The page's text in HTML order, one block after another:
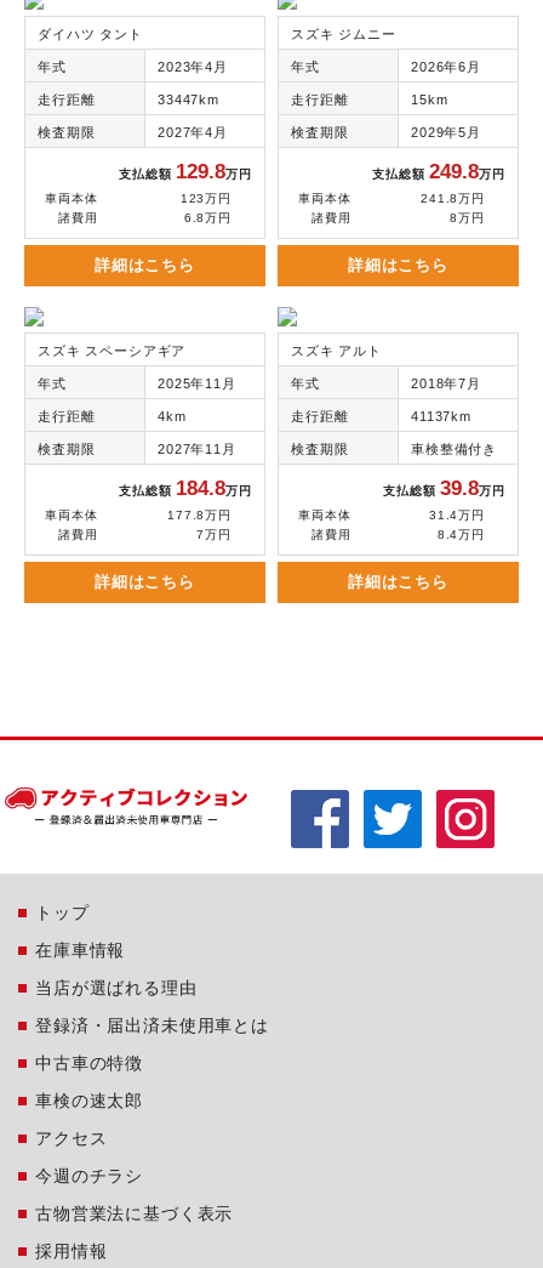
ダイハツ タント
年式 2023年4月
走行距離 33447km
検査期限 2027年4月
支払総額 129.8万円
車両本体
123万円
諸費用
6.8万円
詳細はこちら
スズキ ジムニー
年式 2026年6月
走行距離 15km
検査期限 2029年5月
支払総額249.8万円
車両本体
241.8万円
諸費用
8万円
詳細はこちら
スズキ スペーシアギア
年式 2025年11月
走行距離 4km
検査期限 2027年11月
支払総額 184.8万円
車両本体
177.8万円
諸費用
7万円
詳細はこちら
スズキ アルト
年式 2018年7月
走行距離 41137km
検査期限 車検整備付き
支払総額39.8万円
車両本体
31.4万円
諸費用
8.4万円
詳細はこちら
トップ
在庫車情報
当店が選ばれる理由
登録済・届出済未使用車とは
中古車の特徴
車検の速太郎
アクセス
今週のチラシ
古物営業法に基づく表示
採用情報